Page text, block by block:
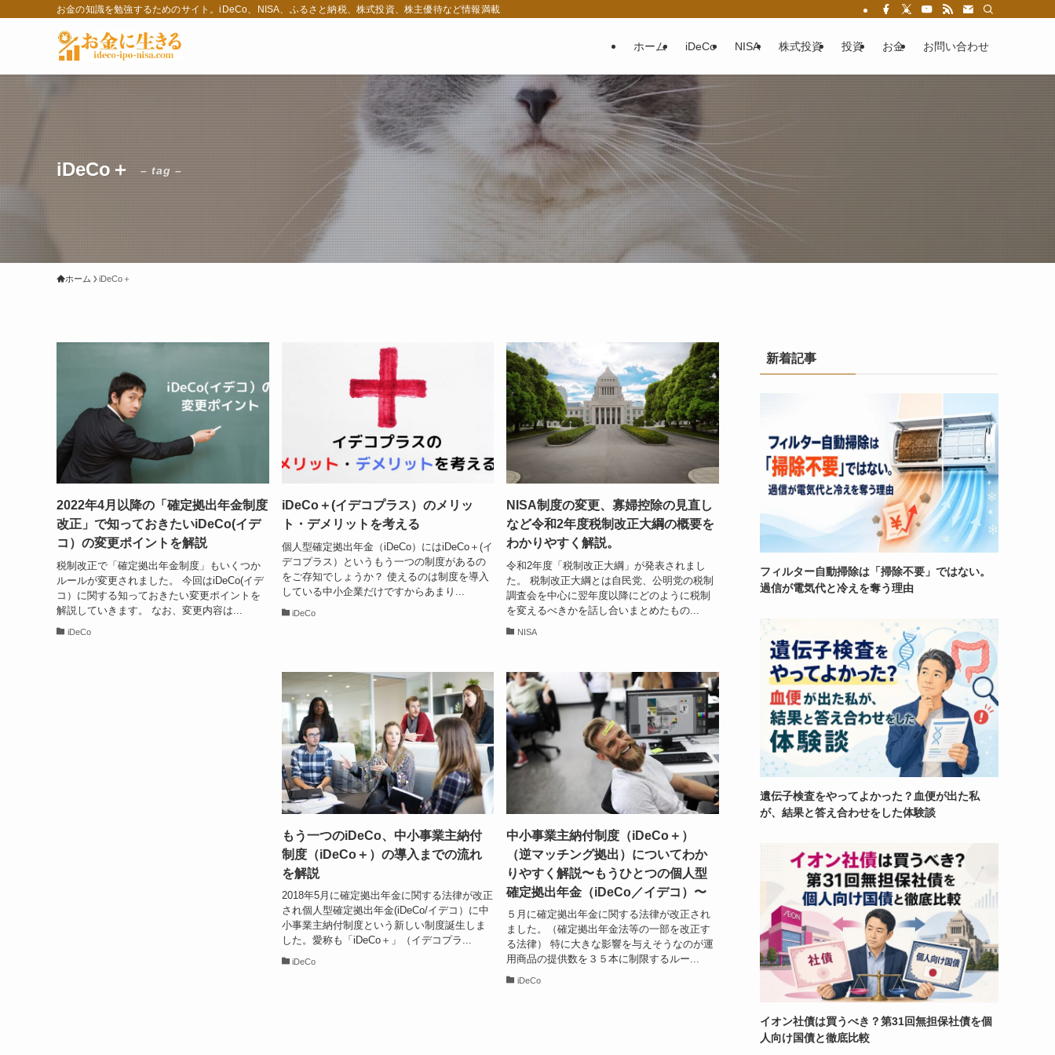
お金の知識を勉強するためのサイト。iDeCo、NISA、ふるさと納税、株式投資、株主優待など情報満載
ホーム iDeCo NISA 株式投資 投資 お金 お問い合わせ
iDeCo＋ – tag –
ホーム iDeCo＋
2022年4月以降の「確定拠出年金制度
改正」で知っておきたいiDeCo(イデ
コ）の変更ポイントを解説
税制改正で「確定拠出年金制度」もいくつか
ルールが変更されました。 今回はiDeCo(イデ
コ）に関する知っておきたい変更ポイントを
解説していきます。 なお、変更内容は...
iDeCo
iDeCo＋(イデコプラス）のメリッ
ト・デメリットを考える
個人型確定拠出年金（iDeCo）にはiDeCo＋(イ
デコプラス）というもう一つの制度があるの
をご存知でしょうか？ 使えるのは制度を導入
している中小企業だけですからあまり...
iDeCo
NISA制度の変更、寡婦控除の見直し
など令和2年度税制改正大綱の概要を
わかりやすく解説。
令和2年度「税制改正大綱」が発表されまし
た。 税制改正大綱とは自民党、公明党の税制
調査会を中心に翌年度以降にどのように税制
を変えるべきかを話し合いまとめたもの...
NISA
もう一つのiDeCo、中小事業主納付
制度（iDeCo＋）の導入までの流れ
を解説
2018年5月に確定拠出年金に関する法律が改正
され個人型確定拠出年金(iDeCo/イデコ）に中
小事業主納付制度という新しい制度誕生しま
した。愛称も「iDeCo＋」（イデコプラ...
iDeCo
中小事業主納付制度（iDeCo＋）
（逆マッチング拠出）についてわか
りやすく解説〜もうひとつの個人型
確定拠出年金（iDeCo／イデコ）〜
５月に確定拠出年金に関する法律が改正され
ました。（確定拠出年金法等の一部を改正す
る法律） 特に大きな影響を与えそうなのが運
用商品の提供数を３５本に制限するルー...
iDeCo
新着記事
フィルター自動掃除は「掃除不要」ではない。
過信が電気代と冷えを奪う理由
遺伝子検査をやってよかった？血便が出た私
が、結果と答え合わせをした体験談
イオン社債は買うべき？第31回無担保社債を個
人向け国債と徹底比較